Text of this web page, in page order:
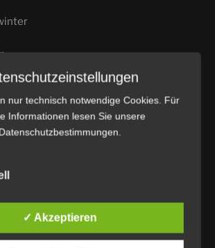
10:00 – 18:00 Uhr
und Feiertags 09:00bis 18:00 Uhr
auf einen Montag oder Dienstag
die Ruhetage automatisch auf den
Mittwoch) Wir informieren dies
und Instagram
nur technisch notwendige Cookies. Für
Informationen lesen Sie unsere
✓ Akzeptieren